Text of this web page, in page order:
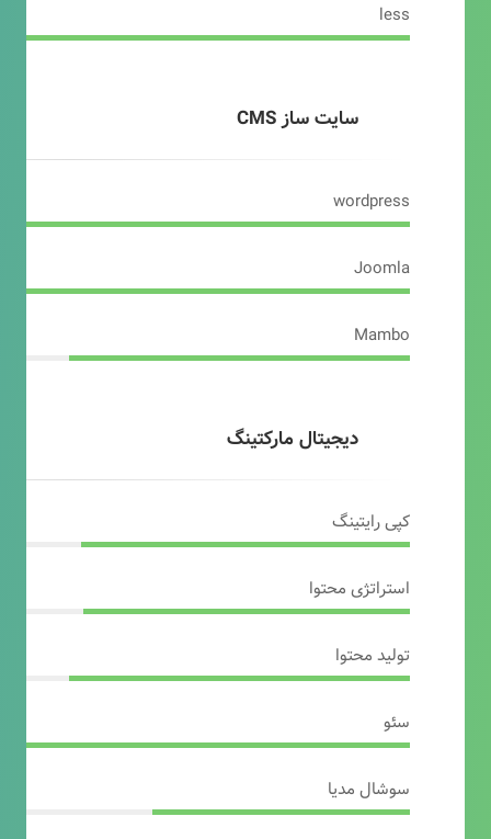
less
سایت ساز CMS
wordpress
Joomla
Mambo
دیجیتال مارکتینگ
کپی رایتینگ
استراتژی محتوا
تولید محتوا
سئو
سوشال مدیا